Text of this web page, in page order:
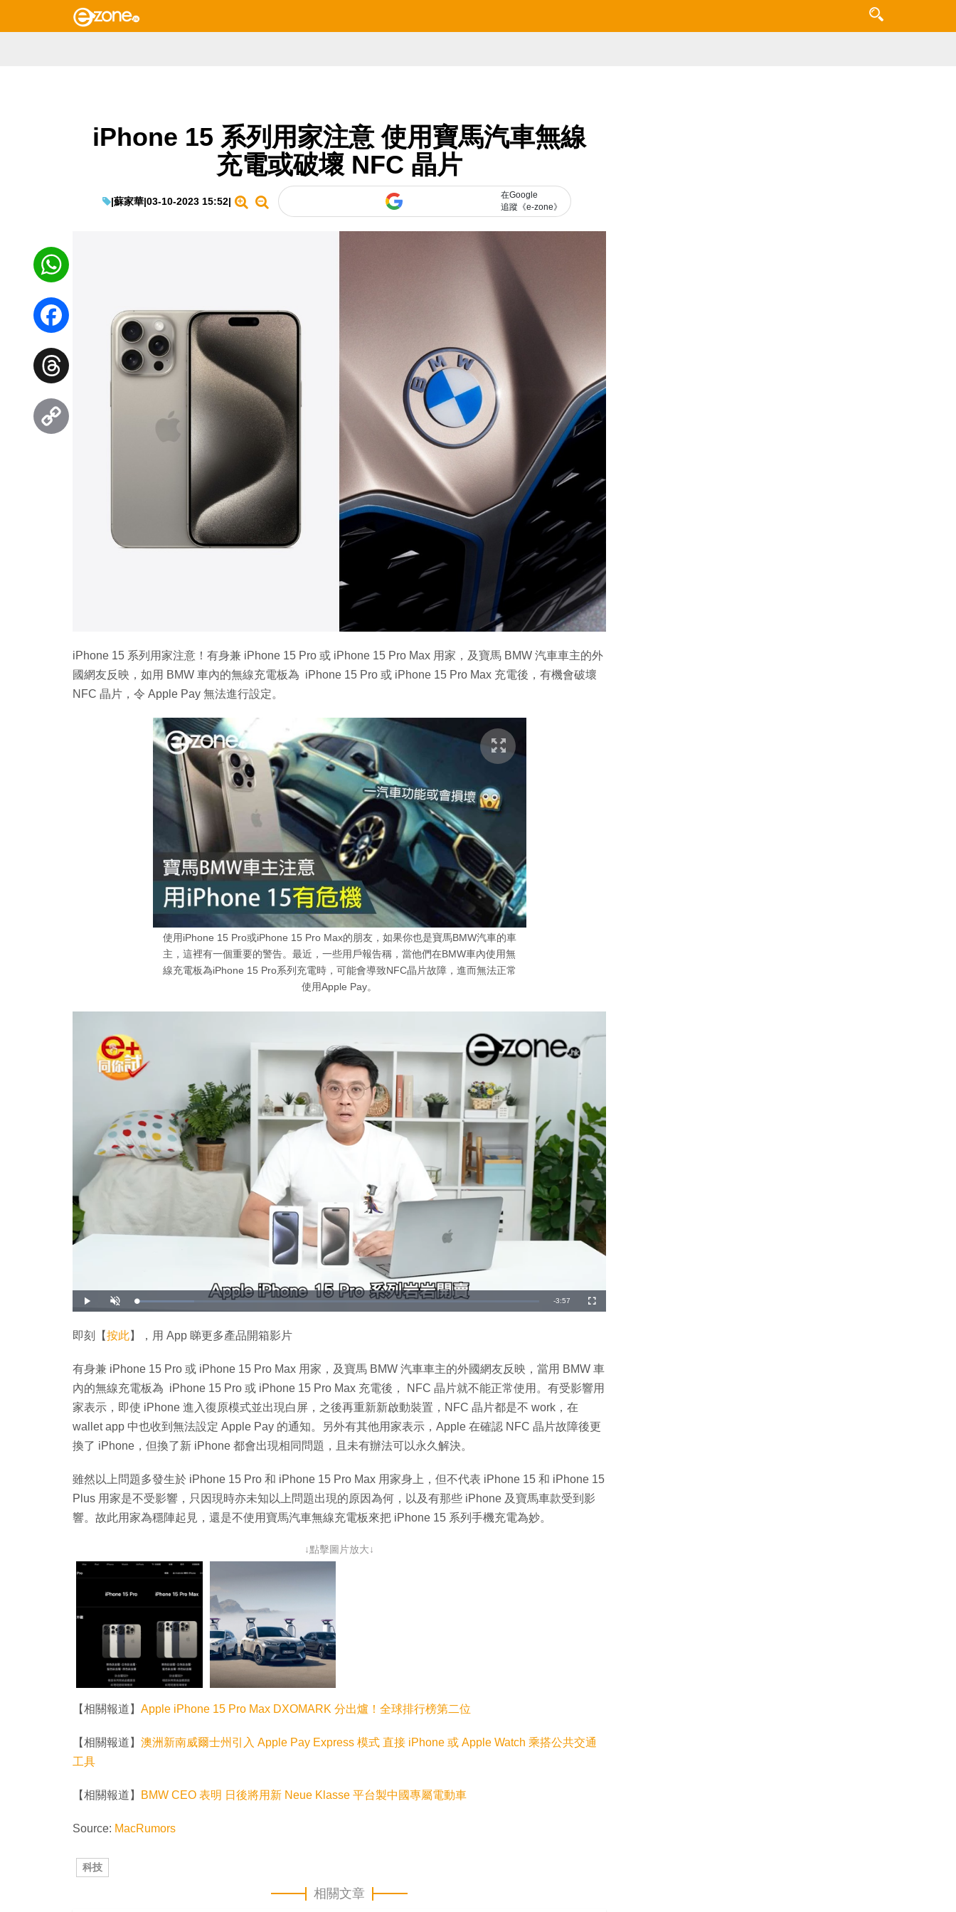
iPhone 15 系列用家注意 使用寶馬汽車無線
充電或破壞 NFC 晶片
|蘇家華|03-10-2023 15:52|
在Google
追蹤《e-zone》
iPhone 15 系列用家注意！有身兼 iPhone 15 Pro 或 iPhone 15 Pro Max 用家，及寶馬 BMW 汽車車主的外
國網友反映，如用 BMW 車內的無線充電板為 iPhone 15 Pro 或 iPhone 15 Pro Max 充電後，有機會破壞
NFC 晶片，令 Apple Pay 無法進行設定。
使用iPhone 15 Pro或iPhone 15 Pro Max的朋友，如果你也是寶馬BMW汽車的車
主，這裡有一個重要的警告。最近，一些用戶報告稱，當他們在BMW車內使用無
線充電板為iPhone 15 Pro系列充電時，可能會導致NFC晶片故障，進而無法正常
使用Apple Pay。
播
放
開
啟
載
入
1
4
%
剩
間
-3:57
全
螢
即刻【按此】，用 App 睇更多產品開箱影片
有身兼 iPhone 15 Pro 或 iPhone 15 Pro Max 用家，及寶馬 BMW 汽車車主的外國網友反映，當用 BMW 車
內的無線充電板為 iPhone 15 Pro 或 iPhone 15 Pro Max 充電後， NFC 晶片就不能正常使用。有受影響用
家表示，即使 iPhone 進入復原模式並出現白屏，之後再重新新啟動裝置，NFC 晶片都是不 work，在
wallet app 中也收到無法設定 Apple Pay 的通知。另外有其他用家表示，Apple 在確認 NFC 晶片故障後更
換了 iPhone，但換了新 iPhone 都會出現相同問題，且未有辦法可以永久解決。
雖然以上問題多發生於 iPhone 15 Pro 和 iPhone 15 Pro Max 用家身上，但不代表 iPhone 15 和 iPhone 15
Plus 用家是不受影響，只因現時亦未知以上問題出現的原因為何，以及有那些 iPhone 及寶馬車款受到影
響。故此用家為穩陣起見，還是不使用寶馬汽車無線充電板來把 iPhone 15 系列手機充電為妙。
↓點擊圖片放大↓
【相關報道】 Apple iPhone 15 Pro Max DXOMARK 分出爐！全球排行榜第二位
【相關報道】 澳洲新南威爾士州引入 Apple Pay Express 模式 直接 iPhone 或 Apple Watch 乘搭公共交通
工具
【相關報道】 BMW CEO 表明 日後將用新 Neue Klasse 平台製中國專屬電動車
Source: MacRumors
科技
相關文章
WhatsApp
Facebook
Threads